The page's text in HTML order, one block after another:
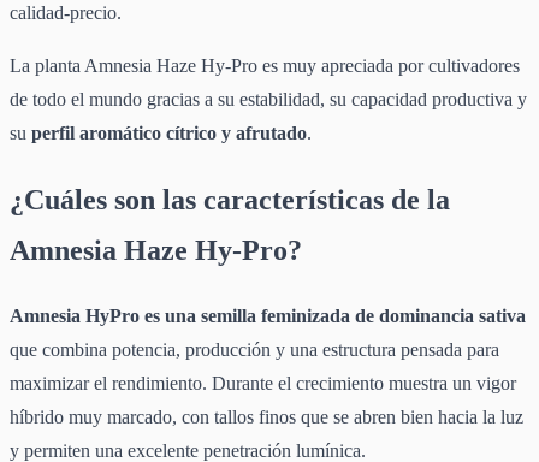
calidad-precio.
La planta Amnesia Haze Hy-Pro es muy apreciada por cultivadores
de todo el mundo gracias a su estabilidad, su capacidad productiva y
su perfil aromático cítrico y afrutado.
¿Cuáles son las características de la
Amnesia Haze Hy-Pro?
Amnesia HyPro es una semilla feminizada de dominancia sativa
que combina potencia, producción y una estructura pensada para
maximizar el rendimiento. Durante el crecimiento muestra un vigor
híbrido muy marcado, con tallos finos que se abren bien hacia la luz
y permiten una excelente penetración lumínica.